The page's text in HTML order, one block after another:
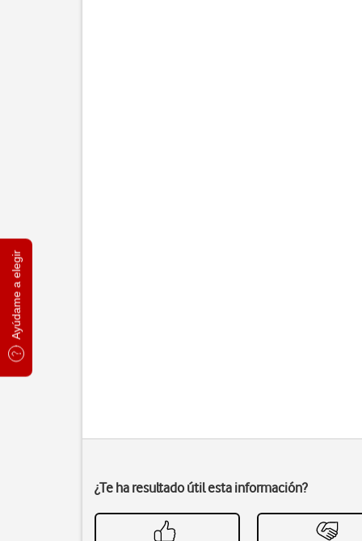
Ayúdame a elegir
¿Te ha resultado útil esta información?